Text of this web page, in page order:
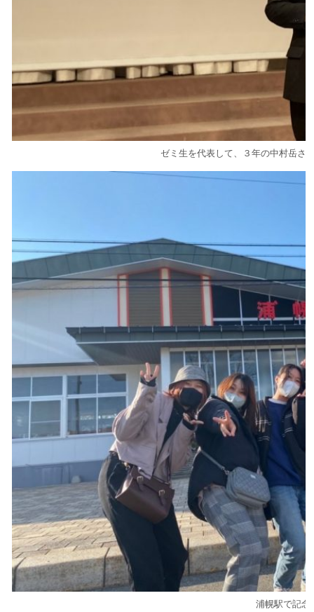
ゼミ生を代表して、３年の中村岳さ
浦幌駅で記念